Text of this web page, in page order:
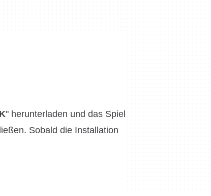
" herunterladen und das Spiel
Sobald die Installation